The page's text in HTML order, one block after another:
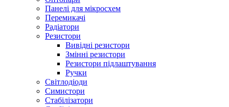
Панелі для мікросхем
Перемикачі
Радіатори
Резистори
Вивідні резистори
Змінні резистори
Резистори підлаштування
Ручки
Світлодіоди
Симистори
Стабілізатори